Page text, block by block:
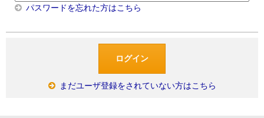
パスワードを忘れた方はこちら
まだユーザ登録をされていない方はこちら